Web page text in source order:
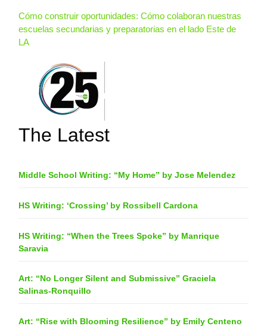
Cómo construir oportunidades: Cómo colaboran nuestras
escuelas secundarias y preparatorias en el lado Este de
LA
The Latest
Middle School Writing: “My Home” by Jose Melendez
HS Writing: ‘Crossing’ by Rossibell Cardona
HS Writing: “When the Trees Spoke” by Manrique
Saravia
Art: “No Longer Silent and Submissive” Graciela
Salinas-Ronquillo
Art: “Rise with Blooming Resilience” by Emily Centeno